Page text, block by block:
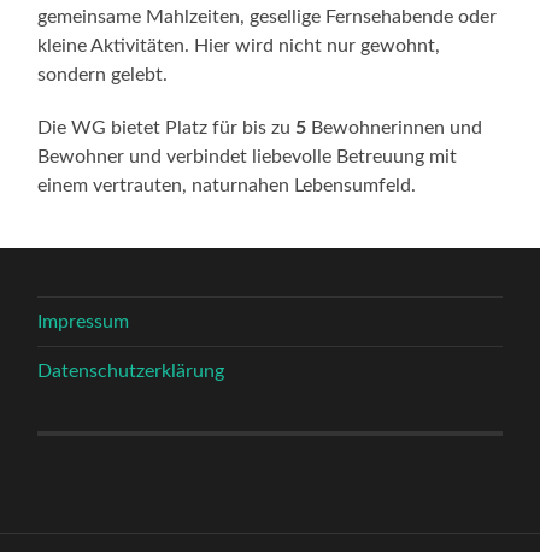
gemeinsame Mahlzeiten, gesellige Fernsehabende oder
kleine Aktivitäten. Hier wird nicht nur gewohnt,
sondern gelebt.
Die WG bietet Platz für bis zu 5 Bewohnerinnen und
Bewohner und verbindet liebevolle Betreuung mit
einem vertrauten, naturnahen Lebensumfeld.
Impressum
Datenschutzerklärung